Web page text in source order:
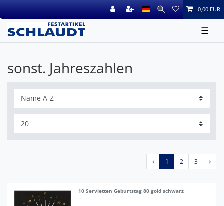
0,00 EUR
☰
sonst. Jahreszahlen
1 2 3
10 Servietten Geburtstag 80 gold schwarz